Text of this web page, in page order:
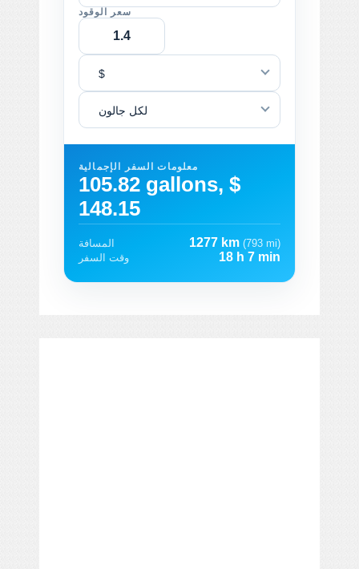
سعر الوقود
$
لكل جالون
معلومات السفر الإجمالية
105.82 gallons, $
148.15
المسافة 1277 km (793 mi)
وقت السفر
18 h 7 min